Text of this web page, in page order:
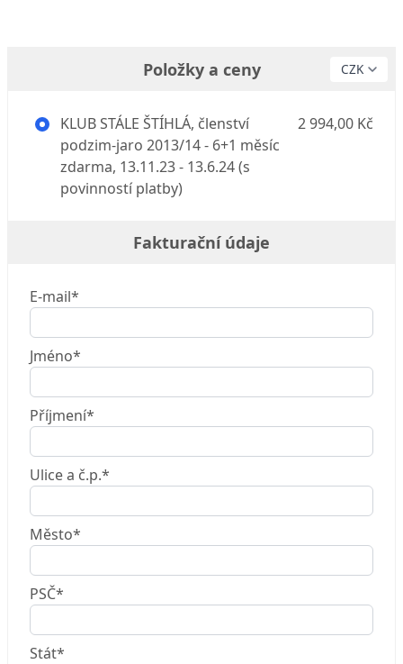
Položky a ceny
KLUB STÁLE ŠTÍHLÁ, členství
podzim-jaro 2013/14 - 6+1 měsíc
zdarma, 13.11.23 - 13.6.24 (s
povinností platby)
2 994,00 Kč
Fakturační údaje
E-mail*
Jméno*
Příjmení*
Ulice a č.p.*
Město*
PSČ*
Stát*